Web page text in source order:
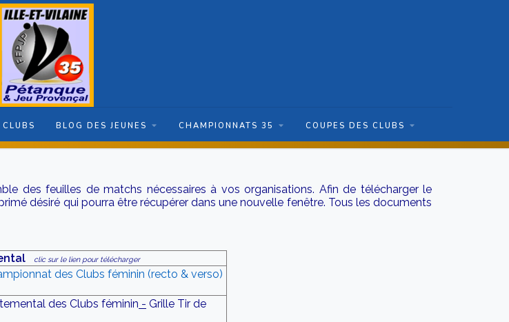
BLOG DES JEUNES CHAMPIONNATS 35 COUPES DES CLUBS
des feuilles de matchs nécessaires à vos organisations. Afin de télécharger le
désiré qui pourra être récupérer dans une nouvelle fenêtre. Tous les documents
clic sur le lien pour télécharger
des Clubs féminin (recto & verso)
des Clubs féminin - Grille Tir de